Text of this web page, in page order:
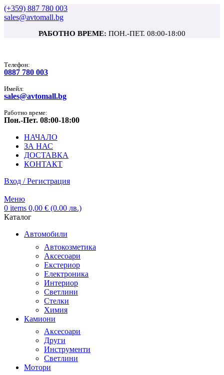
(+359) 887 780 003
sales@avtomall.bg
РАБОТНО ВРЕМЕ: ПОН.-ПЕТ. 08:00-18:00
Tелефон:
0887 780 003
Имейл:
sales@avtomall.bg
Работно време:
Пон.-Пет. 08:00-18:00
НАЧАЛО
ЗА НАС
ДОСТАВКА
КОНТАКТ
Вход / Регистрация
Меню
0 items 0,00 € (0.00 лв.)
Каталог
Автомобили
Автокозметика
Аксесоари
Екстериор
Електроника
Интериор
Светлини
Стелки
Химия
Камиони
Аксесоари
Други
Инструменти
Светлини
Мотори